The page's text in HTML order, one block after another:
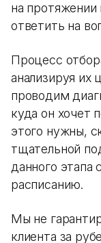
на протяжении
ответить на
Процесс
анализируя их
проводим
куда он хочет
этого нужны,
тщательной
данного этапа
расписанию.
Мы не
клиента за